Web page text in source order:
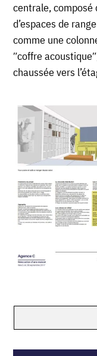
centrale, composé
d’espaces de
comme une
ʺcoffre
chaussée vers